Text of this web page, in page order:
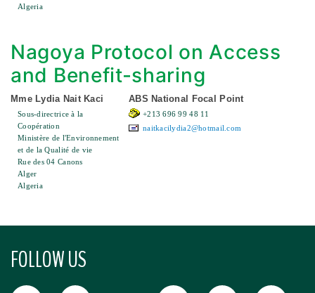
Algeria
Nagoya Protocol on Access
and Benefit-sharing
Mme Lydia Nait Kaci
Sous-directrice à la
Coopération
Ministère de l'Environnement
et de la Qualité de vie
Rue des 04 Canons
Alger
Algeria
ABS National Focal Point
+213 696 99 48 11
naitkacilydia2@hotmail.com
FOLLOW US